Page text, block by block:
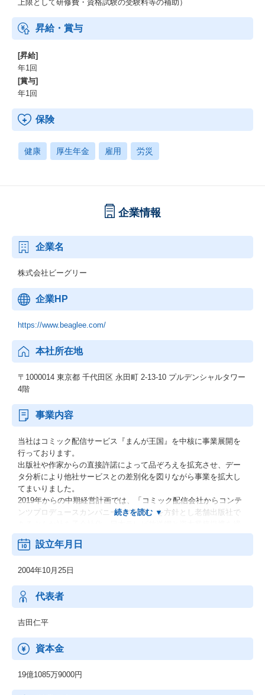
上限として研修費・資格試験の受験料等の補助）
昇給・賞与
[昇給]
年1回
[賞与]
年1回
保険
健康 厚生年金 雇用 労災
企業情報
企業名
株式会社ビーグリー
企業HP
https://www.beaglee.com/
本社所在地
〒1000014 東京都 千代田区 永田町 2-13-10 プルデンシャルタワー
4階
事業内容
当社はコミック配信サービス『まんが王国』を中核に事業展開を
行っております。
出版社や作家からの直接許諾によって品ぞろえを拡充させ、デー
タ分析により他社サービスとの差別化を図りながら事業を拡大し
てまいりました。
2019年からの中期経営計画では、「コミック配信会社からコンテ
ンツプロデュースカンパニーへの転換」を方針とし老舗出版社で
結するなど、企業として大きな成長を遂げました。
現在の中期経営計画期間においては、「コンテンツプロデュース
『まんが王国』の安定成長、コンテンツ創出力の強化とメディア
ミックスの実現、海外展開の3つの戦略を推し進めてまいります。
海外展開では、2023年6月に北米向けコミック配信サービス『yom
oyo』の提供を開始し、第三の収益の柱として育成してまいりま
す。
設立年月日
2004年10月25日
代表者
吉田仁平
資本金
19億1085万9000円